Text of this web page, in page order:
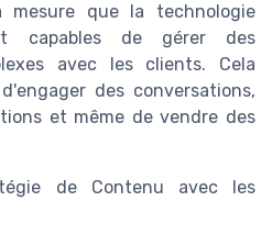
mesure que la technologie
capables de gérer des
avec les clients. Cela
des conversations,
et même de vendre des
de Contenu avec les